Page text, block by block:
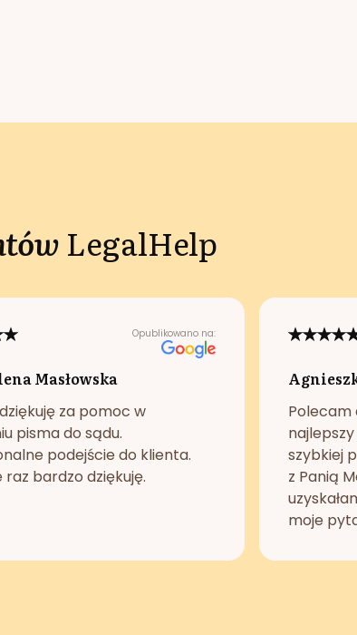
LegalHelp
Opublikowano na:
Masłowska
za pomoc w
pisma do sądu.
podejście do klienta.
raz bardzo dziękuję.
Polecam
szybkiej
z Panią
moje